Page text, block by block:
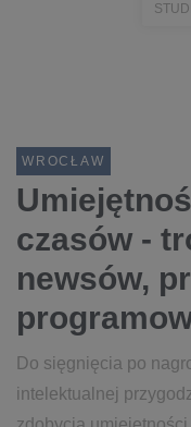
WROCŁAW
czasów -
newsów,
Do sięgnięcia po
intelektualnej